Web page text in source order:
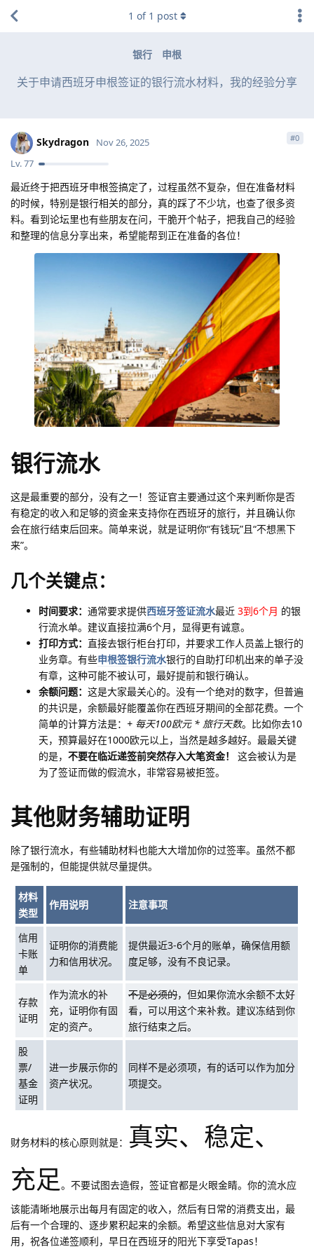
银行 申根
关于申请西班牙申根签证的银行流水材料，我的经验分享
1 of 1 post
Skydragon
Lv.77
Nov 26, 2025 #0
最近终于把西班牙申根签搞定了，过程虽然不复杂，但在准备材料
的时候，特别是银行相关的部分，真的踩了不少坑，也查了很多资
料。看到论坛里也有些朋友在问，干脆开个帖子，把我自己的经验
和整理的信息分享出来，希望能帮到正在准备的各位！
银行流水
这是最重要的部分，没有之一！签证官主要通过这个来判断你是否
有稳定的收入和足够的资金来支持你在西班牙的旅行，并且确认你
会在旅行结束后回来。简单来说，就是证明你“有钱玩”且“不想黑下
来”。
几个关键点：
时间要求： 通常要求提供西班牙签证流水最近 3到6个月 的银
行流水单。建议直接拉满6个月，显得更有诚意。
打印方式： 直接去银行柜台打印，并要求工作人员盖上银行的
业务章。有些申根签银行流水银行的自助打印机出来的单子没
有章，这种可能不被认可，最好提前和银行确认。
余额问题： 这是大家最关心的。没有一个绝对的数字，但普遍
的共识是，余额最好能覆盖你在西班牙期间的全部花费。一个
简单的计算方法是： + 每天100欧元 * 旅行天数。比如你去10
天，预算最好在1000欧元以上，当然是越多越好。最最关键
的是， 不要在临近递签前突然存入大笔资金！
这会被认为是
为了签证而做的假流水，非常容易被拒签。
其他财务辅助证明
除了银行流水，有些辅助材料也能大大增加你的过签率。虽然不都
是强制的，但能提供就尽量提供。
材料
类型
作用说明 注意事项
信用
卡账
单
证明你的消费能
力和信用状况。
提供最近3-6个月的账单，确保信用额
度足够，没有不良记录。
存款
证明
作为流水的补
充，证明你有固
定的资产。
不是必须的，但如果你流水余额不太好
看，可以用这个来补救。建议冻结到你
旅行结束之后。
股
票/
基金
证明
进一步展示你的
资产状况。
同样不是必须项，有的话可以作为加分
项提交。
财务材料的核心原则就是： 真实、稳定、
充足。不要试图去造假，签证官都是火眼金睛。你的流水应
该能清晰地展示出每月有固定的收入，然后有日常的消费支出，最
后有一个合理的、逐步累积起来的余额。希望这些信息对大家有
用，祝各位递签顺利，早日在西班牙的阳光下享受Tapas！